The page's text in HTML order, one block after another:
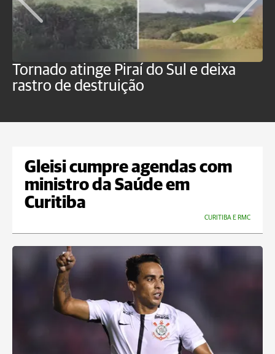
Tornado atinge Piraí do Sul e deixa
rastro de destruição
Gleisi cumpre agendas com
ministro da Saúde em
Curitiba
CURITIBA E RMC